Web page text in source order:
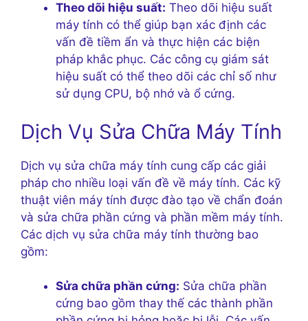
Theo dõi hiệu suất: Theo dõi hiệu suất
máy tính có thể giúp bạn xác định các
vấn đề tiềm ẩn và thực hiện các biện
pháp khắc phục. Các công cụ giám sát
hiệu suất có thể theo dõi các chỉ số như
sử dụng CPU, bộ nhớ và ổ cứng.
Dịch Vụ Sửa Chữa Máy Tính
Dịch vụ sửa chữa máy tính cung cấp các giải
pháp cho nhiều loại vấn đề về máy tính. Các kỹ
thuật viên máy tính được đào tạo về chẩn đoán
và sửa chữa phần cứng và phần mềm máy tính.
Các dịch vụ sửa chữa máy tính thường bao
gồm:
Sửa chữa phần cứng: Sửa chữa phần
cứng bao gồm thay thế các thành phần